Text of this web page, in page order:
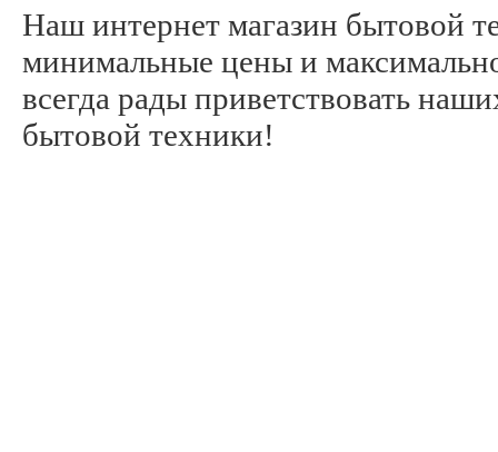
Наш интернет магазин бытовой
минимальные цены и
всегда рады приветствовать
бытовой техники!